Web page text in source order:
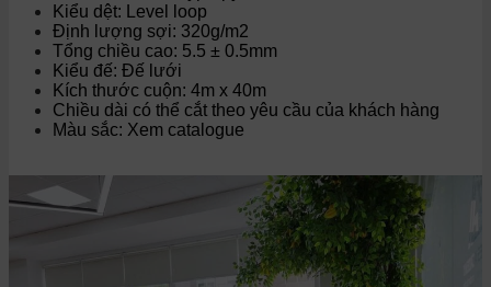
Kiểu dệt: Level loop
Định lượng sợi: 320g/m2
Tổng chiều cao: 5.5 ± 0.5mm
Kiểu đế: Đế lưới
Kích thước cuộn: 4m x 40m
Chiều dài có thể cắt theo yêu cầu của khách hàng
Màu sắc: Xem catalogue